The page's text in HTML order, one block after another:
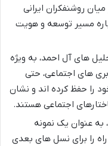
روشنفکران ایرانی
مسیر توسعه و هویت
های آل احمد، به ویژه
های اجتماعی، حتی
را حفظ کرده اند و نشان
اجتماعی هستند.
به عنوان یک نمونه
را برای نسل های بعدی